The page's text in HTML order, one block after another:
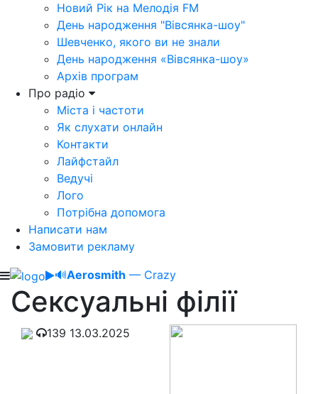
Новий Рік на Мелодія FM
День народження "Вівсянка-шоу"
Шевченко, якого ви не знали
День народження «Вівсянка-шоу»
Архів програм
Про радіо
Міста і частоти
Як слухати онлайн
Контакти
Лайфстайл
Ведучі
Лого
Потрібна допомога
Написати нам
Замовити рекламу
🔊Aerosmith — Crazy
Сексуальні філії
139 13.03.2025